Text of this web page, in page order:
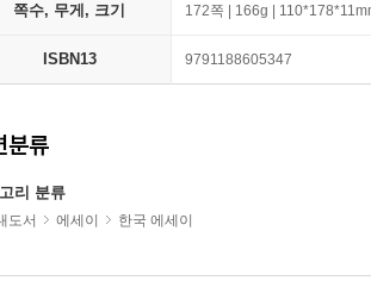
쪽수, 무게, 크기 172쪽 | 166g |
ISBN13 9791188605347
분류
리 분류
도서 에세이 한국 에세이